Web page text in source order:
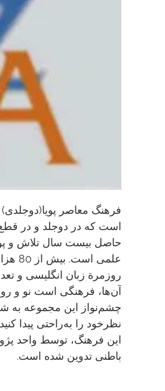
فرهنگ معاصر
است که در دوجلد و در
حاصل بیست سال تلاش و
روزمرة زبان انگلیسى و
آن‌ها، فرهنگى است نو و
چشم‌نواز این مجموعه به
نظرخود را به‌راحتی پیدا
این فرهنگ، توسط واحد
باطنی تدوین شده است.